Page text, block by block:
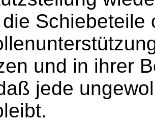
Schiebeteile
und in ihrer
jede